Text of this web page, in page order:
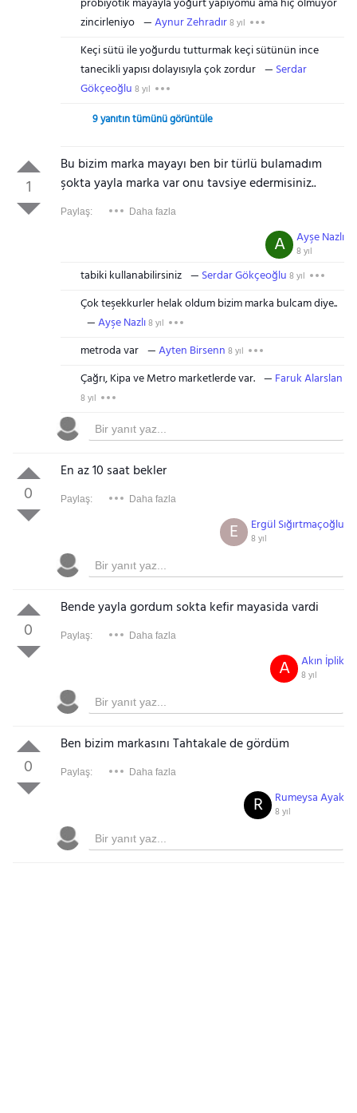
zincirleniyo
Aynur Zehradır8 yıl
Keçi sütü ile yoğurdu tutturmak keçi sütünün ince
tanecikli yapısı dolayısıyla çok zordur
Serdar
Gökçeoğlu 8 yıl
9 yanıtın tümünü görüntüle
1
Bu bizim marka mayayı ben bir türlü bulamadım
şokta yayla marka var onu tavsiye edermisiniz..
Paylaş: Daha fazla
Ayşe Nazlı
8 yıl
A
tabiki kullanabilirsiniz Serdar Gökçeoğlu 8 yıl
Çok teşekkurler helak oldum bizim marka bulcam diye..
Ayşe Nazlı8 yıl
metroda var Ayten Birsenn 8 yıl
Çağrı, Kipa ve Metro marketlerde var. Faruk Alarslan
8 yıl
0
En az 10 saat bekler
Paylaş: Daha fazla
Ergül Sığırtmaçoğlu
8 yıl
E
0
Bende yayla gordum sokta kefir mayasida vardi
Paylaş: Daha fazla
Akın İplik
8 yıl
A
0
Ben bizim markasını Tahtakale de gördüm
Paylaş: Daha fazla
Rumeysa Ayak
8 yıl
R